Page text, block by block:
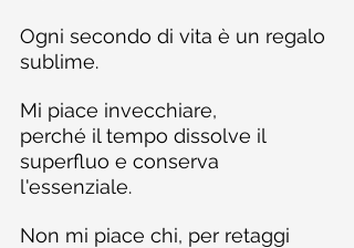
Ogni secondo di vita è un regalo
sublime.
Mi piace invecchiare,
perché il tempo dissolve il
superfluo e conserva
l'essenziale.
Non mi piace chi, per retaggi